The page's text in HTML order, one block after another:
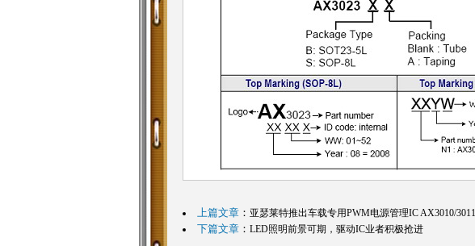
上篇文章： 亚瑟莱特推出车载专用PWM电源管理IC AX3010/3011
下篇文章： LED照明前景可期，驱动IC业者积极抢进